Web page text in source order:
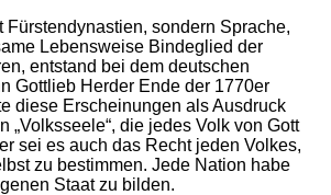
Fürstendynastien, sondern Sprache,
Lebensweise Bindeglied der
entstand bei dem deutschen
Gottlieb Herder Ende der 1770er
diese Erscheinungen als Ausdruck
„Volksseele“, die jedes Volk von Gott
sei es auch das Recht jeden Volkes,
zu bestimmen. Jede Nation habe
Staat zu bilden.